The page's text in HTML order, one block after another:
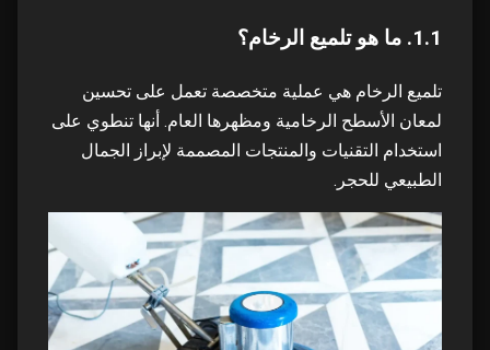
3.2. أسعار تلميع الرخام والشفافية
4. خدمات جلي الرخام ابوظبي من شركة Top H
Clean
12 4.1. خدمات تنظيف الرخام الاحترافية
13 4.2. أسعار وتكلفة خدمات جلي الرخام
14
5. الفارق الأفضل بين H Clean: إعادة تعريف
1.1. ما هو تلميع الرخام؟
تلميع الرخام هي عملية متخصصة تعمل على تحسين
لمعان الأسطح الرخامية ومظهرها العام. أنها تنطوي على
استخدام التقنيات والمنتجات المصممة لإبراز الجمال
الطبيعي للحجر.